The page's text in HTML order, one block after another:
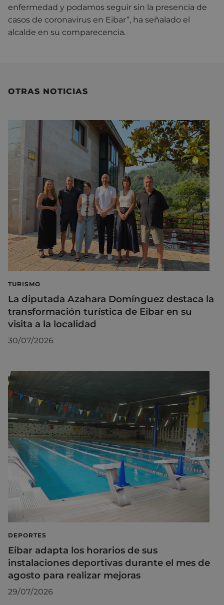
enfermedad y podamos seguir sin la presencia de
casos de coronavirus en Eibar”, ha señalado el
alcalde en su comparecencia.
OTRAS NOTICIAS
TURISMO
La diputada Azahara Domínguez destaca la
transformación turística de Eibar en su
visita a la localidad
30/07/2026
DEPORTES
Eibar adapta los horarios de sus
instalaciones deportivas durante el mes de
agosto para realizar mejoras
29/07/2026